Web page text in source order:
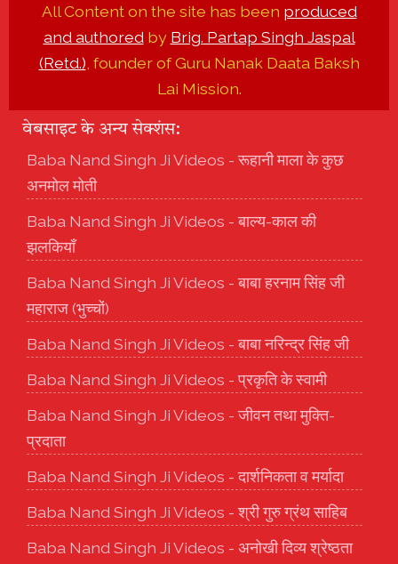
All Content on the site has been produced
and authored by Brig. Partap Singh Jaspal
(Retd.) , founder of Guru Nanak Daata Baksh
Lai Mission.
वेबसाइट के अन्य सेक्शंस:
Baba Nand Singh Ji Videos - रूहानी माला के कुछ
अनमोल मोती
Baba Nand Singh Ji Videos - बाल्य-काल की
झलकियाँ
Baba Nand Singh Ji Videos - बाबा हरनाम सिंह जी
महाराज (भुच्चों)
Baba Nand Singh Ji Videos - बाबा नरिन्द्र सिंह जी
Baba Nand Singh Ji Videos - प्रकृति के स्वामी
Baba Nand Singh Ji Videos - जीवन तथा मुक्ति-
प्रदाता
Baba Nand Singh Ji Videos - दार्शनिकता व मर्यादा
Baba Nand Singh Ji Videos - श्री गुरु ग्रंथ साहिब
Baba Nand Singh Ji Videos - अनोखी दिव्य श्रेष्ठता